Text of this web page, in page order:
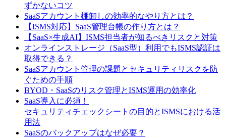
ずかないコツ
SaaSアカウント棚卸しの効率的なやり方とは？
【ISMS対応】SaaS管理台帳の作り方とは？
【SaaS×生成AI】ISMS担当者が知るべきリスクと対策
オンラインストレージ（SaaS型）利用でもISMS認証は
取得できる？
SaaSアカウント管理の課題とセキュリティリスクを防
ぐための手順
BYOD・SaaSのリスク管理とISMS運用の効率化
SaaS導入に必須！
セキュリティチェックシートの目的とISMSにおける活
用法
SaaSのバックアップはなぜ必要？